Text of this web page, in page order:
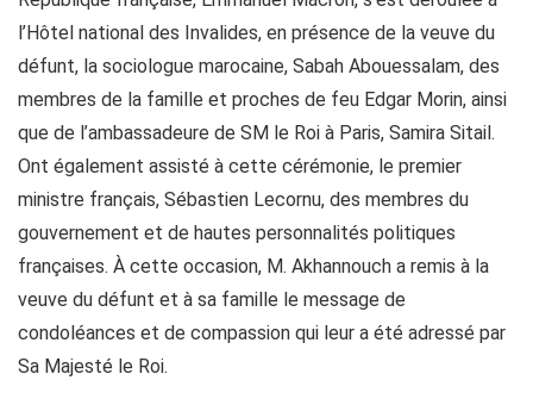
l’Hôtel national des Invalides, en présence de la veuve du
défunt, la sociologue marocaine, Sabah Abouessalam, des
membres de la famille et proches de feu Edgar Morin, ainsi
que de l’ambassadeure de SM le Roi à Paris, Samira Sitail.
Ont également assisté à cette cérémonie, le premier
ministre français, Sébastien Lecornu, des membres du
gouvernement et de hautes personnalités politiques
françaises. À cette occasion, M. Akhannouch a remis à la
veuve du défunt et à sa famille le message de
condoléances et de compassion qui leur a été adressé par
Sa Majesté le Roi.